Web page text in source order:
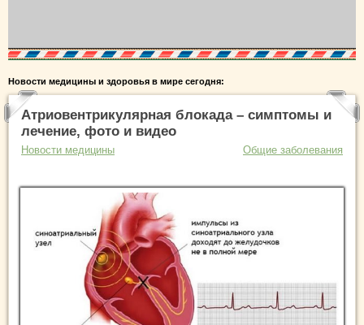
Новости медицины и здоровья в мире сегодня:
Атриовентрикулярная блокада – симптомы и
лечение, фото и видео
Новости медицины Общие заболевания